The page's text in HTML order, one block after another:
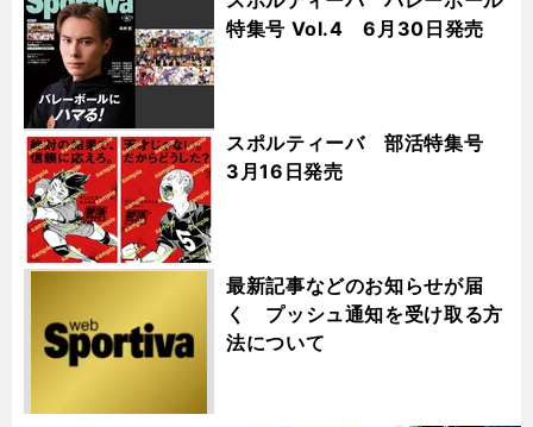
特集号 Vol.4 6月30日発売
スポルティーバ 部活特集号
3月16日発売
最新記事などのお知らせが届
く プッシュ通知を受け取る方
法について